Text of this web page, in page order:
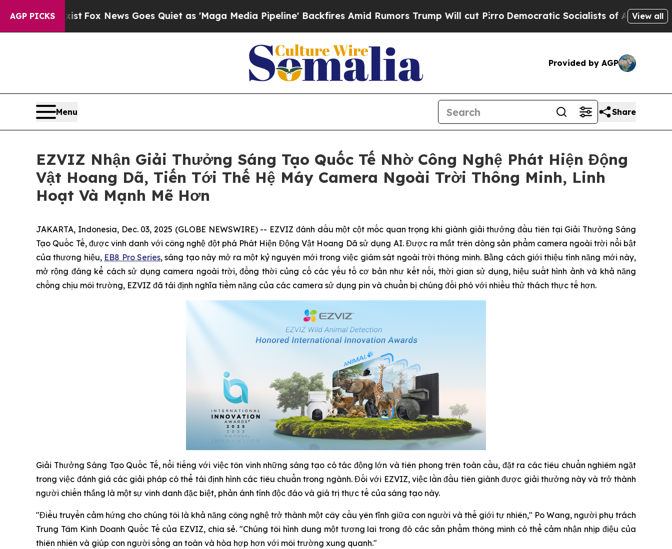
AGP PICKS
ExistFox News Goes Quiet as 'Maga Media Pipeline' Backfires Amid Rumors Trump Will cut Pirro Democratic Socialists of America Propose
View all
Provided by AGP
Menu Share
EZVIZ Nhận Giải Thưởng Sáng Tạo Quốc Tế Nhờ Công Nghệ Phát Hiện Động
Vật Hoang Dã, Tiến Tới Thế Hệ Máy Camera Ngoài Trời Thông Minh, Linh
Hoạt Và Mạnh Mẽ Hơn
JAKARTA, Indonesia, Dec. 03, 2025 (GLOBE NEWSWIRE) -- EZVIZ đánh dấu một cột mốc quan trọng khi giành giải thưởng đầu tiên tại Giải Thưởng Sáng
Tạo Quốc Tế, được vinh danh với công nghệ đột phá Phát Hiện Động Vật Hoang Dã sử dụng AI. Được ra mắt trên dòng sản phẩm camera ngoài trời nổi bật
của thương hiệu, EB8 Pro Series, sáng tạo này mở ra một kỷ nguyên mới trong việc giám sát ngoài trời thông minh. Bằng cách giới thiệu tính năng mới này,
mở rộng đáng kể cách sử dụng camera ngoài trời, đồng thời củng cố các yếu tố cơ bản như kết nối, thời gian sử dụng, hiệu suất hình ảnh và khả năng
chống chịu môi trường, EZVIZ đã tái định nghĩa tiềm năng của các camera sử dụng pin và chuẩn bị chúng đối phó với nhiều thử thách thực tế hơn.
Giải Thưởng Sáng Tạo Quốc Tế, nổi tiếng với việc tôn vinh những sáng tạo có tác động lớn và tiên phong trên toàn cầu, đặt ra các tiêu chuẩn nghiêm ngặt
trong việc đánh giá các giải pháp có thể tái định hình các tiêu chuẩn trong ngành. Đối với EZVIZ, việc lần đầu tiên giành được giải thưởng này và trở thành
người chiến thắng là một sự vinh danh đặc biệt, phản ánh tính độc đáo và giá trị thực tế của sáng tạo này.
"Điều truyền cảm hứng cho chúng tôi là khả năng công nghệ trở thành một cây cầu yên tĩnh giữa con người và thế giới tự nhiên," Po Wang, người phụ trách
Trung Tâm Kinh Doanh Quốc Tế của EZVIZ, chia sẻ. "Chúng tôi hình dung một tương lai trong đó các sản phẩm thông minh có thể cảm nhận nhịp điệu của
thiên nhiên và giúp con người sống an toàn và hòa hợp hơn với môi trường xung quanh."